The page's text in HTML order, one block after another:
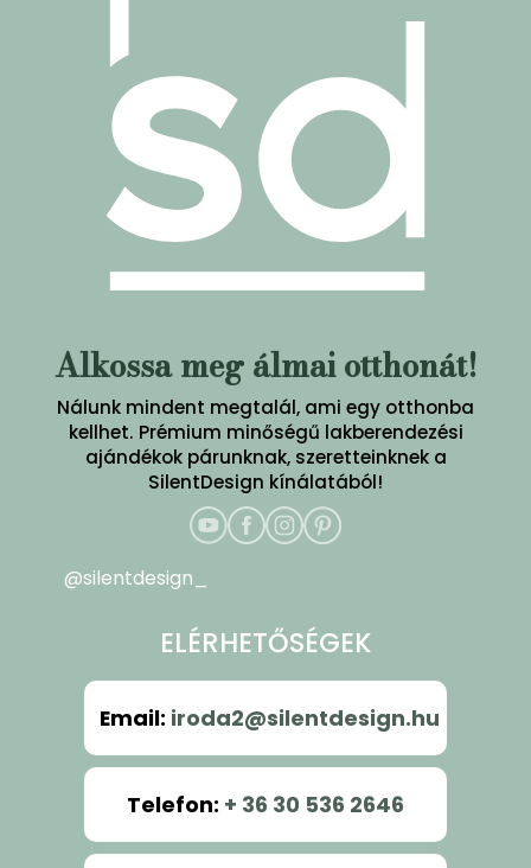
Alkossa meg álmai otthonát!
Nálunk mindent megtalál, ami egy otthonba
kellhet. Prémium minőségű lakberendezési
ajándékok párunknak, szeretteinknek a
SilentDesign kínálatából!
@silentdesign_
ELÉRHETŐSÉGEK
Email: iroda2@silentdesign.hu
Telefon: + 36 30 536 2646